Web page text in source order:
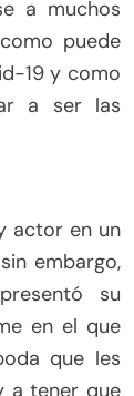
a muchos
puede
19 y como
a ser las
actor en un
embargo,
su
en el que
que les
a tener que